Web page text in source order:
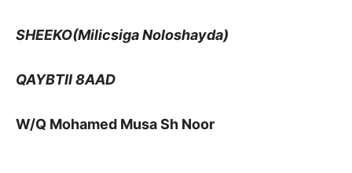
SHEEKO(Milicsiga Noloshayda)
QAYBTII 8AAD
W/Q Mohamed Musa Sh Noor